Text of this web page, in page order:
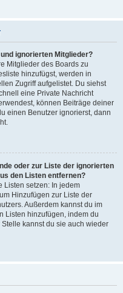
ignorierten Mitglieder?
Mitglieder des Boards zu
hinzufügst, werden in
Zugriff aufgelistet. Du siehst
eine Private Nachricht
können Beiträge deiner
einen Benutzer ignorierst, dann
oder zur Liste der ignorierten
den Listen entfernen?
Listen setzen: In jedem
Hinzufügen zur Liste der
Außerdem kannst du im
Listen hinzufügen, indem du
kannst du sie auch wieder